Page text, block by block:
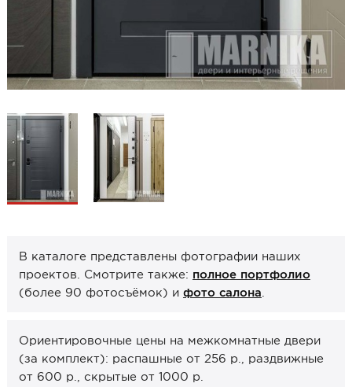
Стеклянные/зеркальные
Маятниковые
Межкомнатные перегородки
Стеновые панели
Образцы межкомнатные
Фурнитура
Замок врезной
Петли
Прочее
В каталоге представлены фотографии наших
проектов. Смотрите также: полное портфолио
(более 90 фотосъёмок) и фото салона
Ориентировочные цены на межкомнатные двери
(за комплект): распашные от 256 р., раздвижные
от 600 р., скрытые от 1000 р.